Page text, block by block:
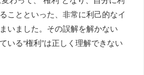
ことといった、非常に利己的なイ
いました。その誤解を解かない
いる“権利”は正しく理解できない